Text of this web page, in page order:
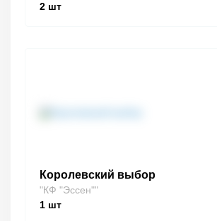
2 шт
Королевский выбор
"КФ "Эссен""
1 шт